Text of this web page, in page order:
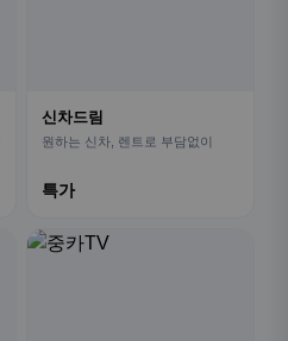
신차드림
원하는 신차, 렌트로 부담없이
특가